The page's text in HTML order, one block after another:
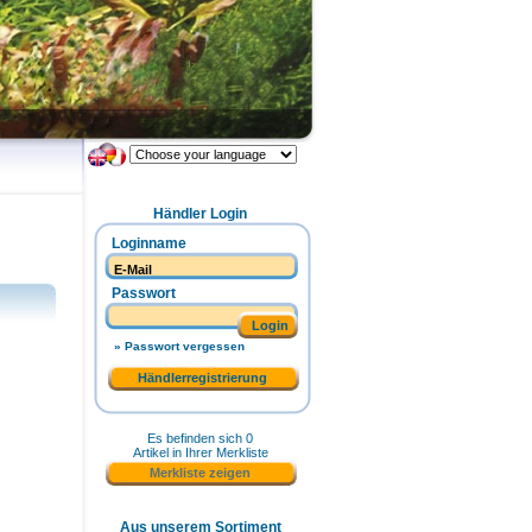
Händler Login
Loginname
Passwort
Login
» Passwort vergessen
Händlerregistrierung
Es befinden sich 0
Artikel in Ihrer Merkliste
Merkliste zeigen
Aus unserem Sortiment